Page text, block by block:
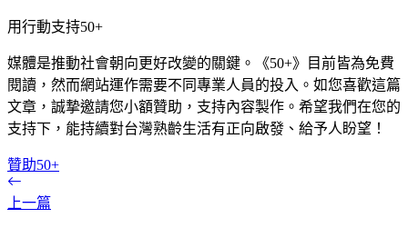
用行動支持50+
媒體是推動社會朝向更好改變的關鍵。《50+》目前皆為免費
閱讀，然而網站運作需要不同專業人員的投入。如您喜歡這篇
文章，誠摯邀請您小額贊助，支持內容製作。希望我們在您的
支持下，能持續對台灣熟齡生活有正向啟發、給予人盼望！
贊助50+
上一篇